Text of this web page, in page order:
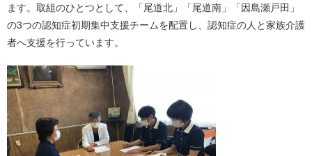
ます。取組のひとつとして、「尾道北」「尾道南」「因島瀬戸田」
の3つの認知症初期集中支援チームを配置し、認知症の人と家族介護
者へ支援を行っています。